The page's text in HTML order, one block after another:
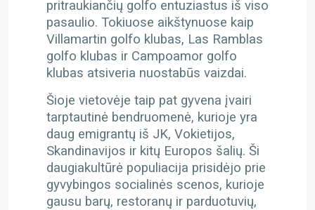
pritraukiančių golfo entuziastus iš viso
pasaulio. Tokiuose aikštynuose kaip
Villamartin golfo klubas, Las Ramblas
golfo klubas ir Campoamor golfo
klubas atsiveria nuostabūs vaizdai.
Šioje vietovėje taip pat gyvena įvairi
tarptautinė bendruomenė, kurioje yra
daug emigrantų iš JK, Vokietijos,
Skandinavijos ir kitų Europos šalių. Ši
daugiakultūrė populiacija prisidėjo prie
gyvybingos socialinės scenos, kurioje
gausu barų, restoranų ir parduotuvių,